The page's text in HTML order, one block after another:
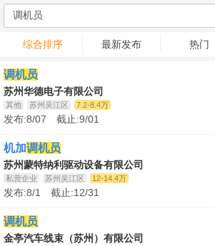
综合排序 最新发布 热门
调机员
苏州华德电子有限公司
其他 苏州吴江区 7.2-8.4万
发布:8/07 截止:9/01
机加调机员
苏州蒙特纳利驱动设备有限公司
私营企业 苏州吴江区 12-14.4万
发布:8/1 截止:12/31
调机员
金亭汽车线束（苏州）有限公司